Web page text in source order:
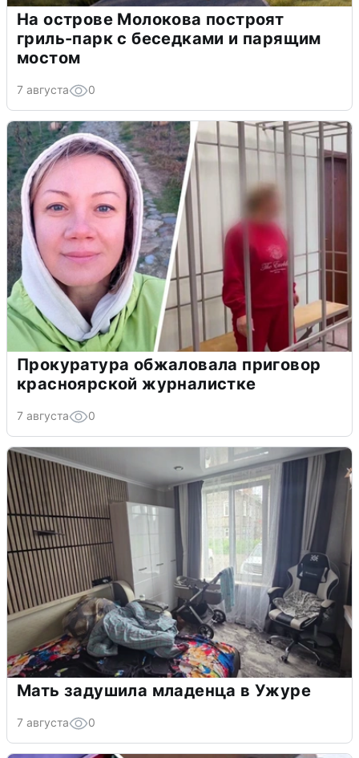
На острове Молокова построят
гриль-парк с беседками и парящим
мостом
7 августа 0
Прокуратура обжаловала приговор
красноярской журналистке
7 августа 0
Мать задушила младенца в Ужуре
7 августа 0